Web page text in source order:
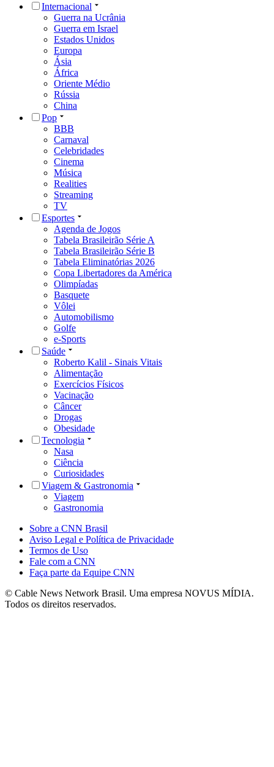
Internacional
Guerra na Ucrânia
Guerra em Israel
Estados Unidos
Europa
Ásia
África
Oriente Médio
Rússia
China
Pop
BBB
Carnaval
Celebridades
Cinema
Música
Realities
Streaming
TV
Esportes
Agenda de Jogos
Tabela Brasileirão Série A
Tabela Brasileirão Série B
Tabela Eliminatórias 2026
Copa Libertadores da América
Olimpíadas
Basquete
Vôlei
Automobilismo
Golfe
e-Sports
Saúde
Roberto Kalil - Sinais Vitais
Alimentação
Exercícios Físicos
Vacinação
Câncer
Drogas
Obesidade
Tecnologia
Nasa
Ciência
Curiosidades
Viagem & Gastronomia
Viagem
Gastronomia
Sobre a CNN Brasil
Aviso Legal e Política de Privacidade
Termos de Uso
Fale com a CNN
Faça parte da Equipe CNN
© Cable News Network Brasil. Uma empresa NOVUS MÍDIA.
Todos os direitos reservados.